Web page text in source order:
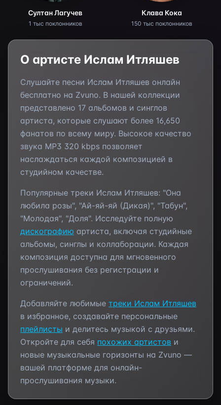
Султан Лагучев
1 тыс поклонников
Клава Кока
150 тыс поклонников
О артисте Ислам Итляшев
Слушайте песни Ислам Итляшев онлайн
бесплатно на Zvuno. В нашей коллекции
представлено 17 альбомов и синглов
артиста, которые слушают более 16,650
фанатов по всему миру. Высокое качество
звука MP3 320 kbps позволяет
наслаждаться каждой композицией в
студийном качестве.
Популярные треки Ислам Итляшев: "Она
любила розы", "Ай-яй-яй (Дикая)", "Табун",
"Молодая", "Доля". Исследуйте полную
дискографию артиста, включая студийные
альбомы, синглы и коллаборации. Каждая
композиция доступна для мгновенного
прослушивания без регистрации и
ограничений.
Добавляйте любимые треки Ислам Итляшев
в избранное, создавайте персональные
плейлисты и делитесь музыкой с друзьями.
Откройте для себя похожих артистов и
новые музыкальные горизонты на Zvuno —
вашей платформе для онлайн-
прослушивания музыки.